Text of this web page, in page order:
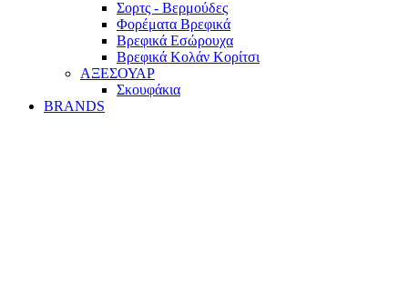
Σορτς - Βερμούδες
Φορέματα Βρεφικά
Βρεφικά Εσώρουχα
Βρεφικά Κολάν Κορίτσι
ΑΞΕΣΟΥΑΡ
Σκουφάκια
BRANDS